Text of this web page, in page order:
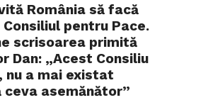
România să facă
pentru Pace.
scrisoarea primită
Dan: „Acest Consiliu
nu a mai existat
ceva asemănător”